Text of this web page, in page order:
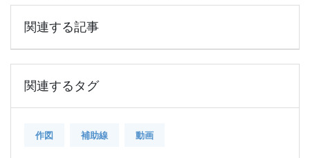
関連する記事
関連するタグ
作図 補助線 動画